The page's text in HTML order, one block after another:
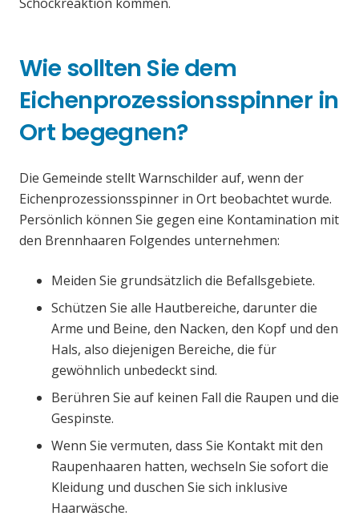
Wie sollten Sie dem
Eichenprozessionsspinner in
Ort begegnen?
Die Gemeinde stellt Warnschilder auf, wenn der
Eichenprozessionsspinner in Ort beobachtet wurde.
Persönlich können Sie gegen eine Kontamination mit
den Brennhaaren Folgendes unternehmen:
Meiden Sie grundsätzlich die Befallsgebiete.
Schützen Sie alle Hautbereiche, darunter die
Arme und Beine, den Nacken, den Kopf und den
Hals, also diejenigen Bereiche, die für
gewöhnlich unbedeckt sind.
Berühren Sie auf keinen Fall die Raupen und die
Gespinste.
Wenn Sie vermuten, dass Sie Kontakt mit den
Raupenhaaren hatten, wechseln Sie sofort die
Kleidung und duschen Sie sich inklusive
Haarwäsche.